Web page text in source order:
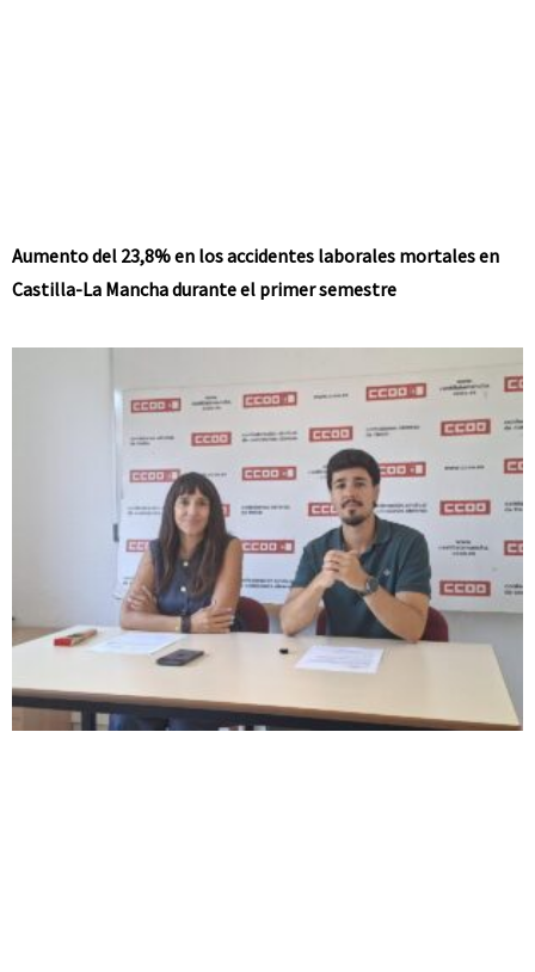
Aumento del 23,8% en los accidentes laborales mortales en
Castilla-La Mancha durante el primer semestre